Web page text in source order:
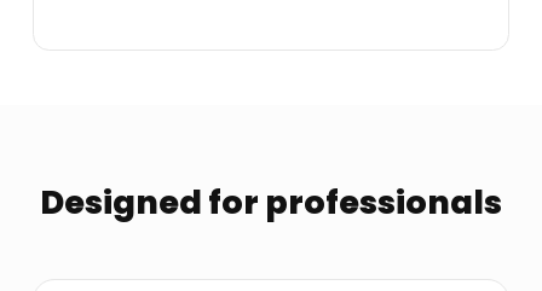
Designed for professionals